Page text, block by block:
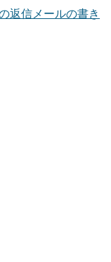
返信メールの書き